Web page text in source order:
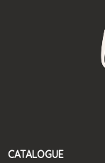
CATALOGUE